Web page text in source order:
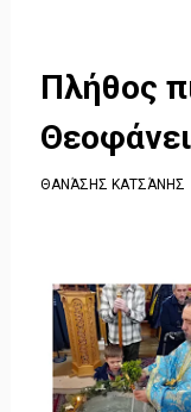
Πλήθος
ΘΑΝΆΣΗΣ ΚΑΤΣΆΝΗΣ